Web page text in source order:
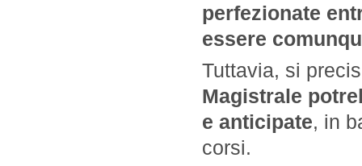
perfezionate
essere
Tuttavia, si
Magistrale
e anticipate, in
corsi.